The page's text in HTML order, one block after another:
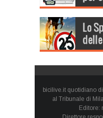
bicilive.it quotidiano
al Tribunale di
Editore: